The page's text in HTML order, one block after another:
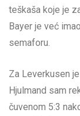
teškaša koje je
Bayer je već
semaforu.
Za Leverkusen
Hjulmand sam
čuvenom 5:3